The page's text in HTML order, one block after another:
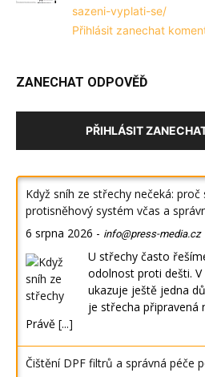
sazeni-vyplati-se/
Přihlásit zanechat
ZANECHAT ODPOVĚĎ
PŘIHLÁSIT
Když sníh ze střechy nečeká:
protisněhový systém včas a
6 srpna 2026 - info@press-media.cz
U střechy často
odolnost proti dešti.
ukazuje ještě jedna
je střecha připravená
Právě [...]
Čištění DPF filtrů a správná péče